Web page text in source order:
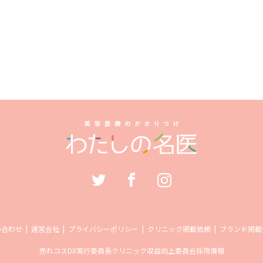
わせ 運営会社 プライバシーポリシー クリニック掲載依頼 ブランド掲
売れコスDX実行委員長クリニック収益向上委員会採用情報